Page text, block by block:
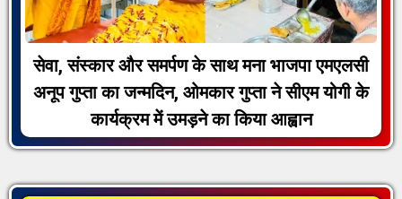
सेवा, संस्कार और समर्पण के साथ मना भाजपा एमएलसी
अनूप गुप्ता का जन्मदिन, ओमकार गुप्ता ने सीएम योगी के
कार्यक्रम में उमड़ने का किया आह्वान